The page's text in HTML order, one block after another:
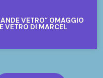
VETRO” OMAGGIO
VETRO DI MARCEL